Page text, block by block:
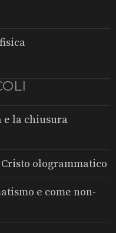
e la chiusura
ologrammatico
e come non-